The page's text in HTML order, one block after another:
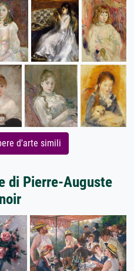
d'arte simili
di Pierre-Auguste